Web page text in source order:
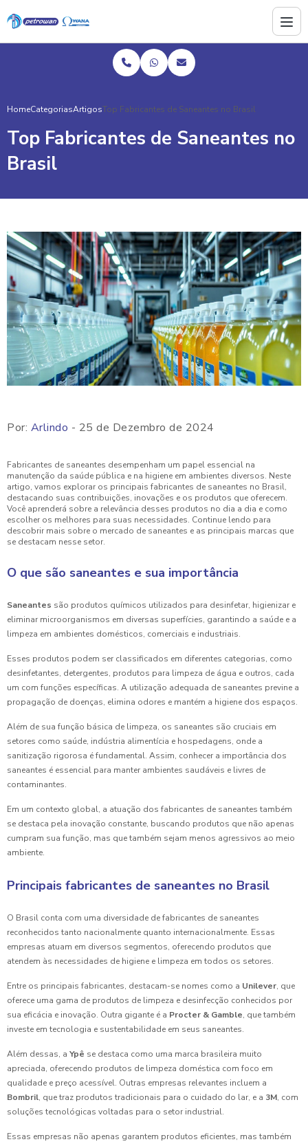
HomeCategoriasArtigosTop Fabricantes de Saneantes no Brasil
Top Fabricantes de Saneantes no
Brasil
Por: Arlindo - 25 de Dezembro de 2024
Fabricantes de saneantes desempenham um papel essencial na
manutenção da saúde pública e na higiene em ambientes diversos. Neste
artigo, vamos explorar os principais fabricantes de saneantes no Brasil,
destacando suas contribuições, inovações e os produtos que oferecem.
Você aprenderá sobre a relevância desses produtos no dia a dia e como
escolher os melhores para suas necessidades. Continue lendo para
descobrir mais sobre o mercado de saneantes e as principais marcas que
se destacam nesse setor.
O que são saneantes e sua importância
Saneantes são produtos químicos utilizados para desinfetar, higienizar e
eliminar microorganismos em diversas superfícies, garantindo a saúde e a
limpeza em ambientes domésticos, comerciais e industriais.
Esses produtos podem ser classificados em diferentes categorias, como
desinfetantes, detergentes, produtos para limpeza de água e outros, cada
um com funções específicas. A utilização adequada de saneantes previne a
propagação de doenças, elimina odores e mantém a higiene dos espaços.
Além de sua função básica de limpeza, os saneantes são cruciais em
setores como saúde, indústria alimentícia e hospedagens, onde a
sanitização rigorosa é fundamental. Assim, conhecer a importância dos
saneantes é essencial para manter ambientes saudáveis e livres de
contaminantes.
Em um contexto global, a atuação dos fabricantes de saneantes também
se destaca pela inovação constante, buscando produtos que não apenas
cumpram sua função, mas que também sejam menos agressivos ao meio
ambiente.
Principais fabricantes de saneantes no Brasil
O Brasil conta com uma diversidade de fabricantes de saneantes
reconhecidos tanto nacionalmente quanto internacionalmente. Essas
empresas atuam em diversos segmentos, oferecendo produtos que
atendem às necessidades de higiene e limpeza em todos os setores.
Entre os principais fabricantes, destacam-se nomes como a Unilever, que
oferece uma gama de produtos de limpeza e desinfecção conhecidos por
sua eficácia e inovação. Outra gigante é a Procter & Gamble, que também
investe em tecnologia e sustentabilidade em seus saneantes.
Além dessas, a Ypê se destaca como uma marca brasileira muito
apreciada, oferecendo produtos de limpeza doméstica com foco em
qualidade e preço acessível. Outras empresas relevantes incluem a
Bombril, que traz produtos tradicionais para o cuidado do lar, e a 3M, com
soluções tecnológicas voltadas para o setor industrial.
Essas empresas não apenas garantem produtos eficientes, mas também